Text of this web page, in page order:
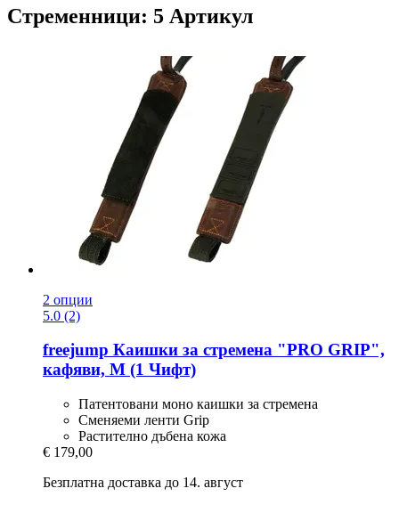
Стременници: 5 Артикул
2 опции
5.0 (2)
freejump Каишки за стремена "PRO GRIP",
кафяви, M (1 Чифт)
Патентовани моно каишки за стремена
Сменяеми ленти Grip
Растително дъбена кожа
€ 179,00
Безплатна доставка до 14. август